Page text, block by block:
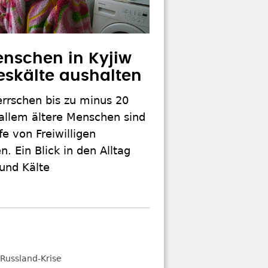
in Kyjiw
aushalten
bis zu minus 20
ältere Menschen sind
von Freiwilligen
Ein Blick in den Alltag
Kälte
Krise